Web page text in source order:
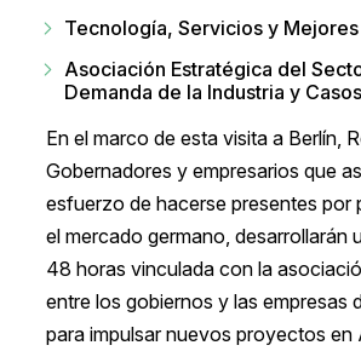
Tecnología, Servicios y
Asociación Estratégica del
Demanda de la Industria y
En el marco de esta visita a Berlín,
Gobernadores y empresarios que
esfuerzo de hacerse presentes por
el mercado germano, desarrollarán
48 horas vinculada con la
entre los gobiernos y las empresas
para impulsar nuevos proyectos en